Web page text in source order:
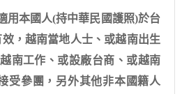
用本國人(持中華民國護照)於台
，越南當地人士、或越南出生
南工作、或設廠台商、或越南
受參團，另外其他非本國籍人